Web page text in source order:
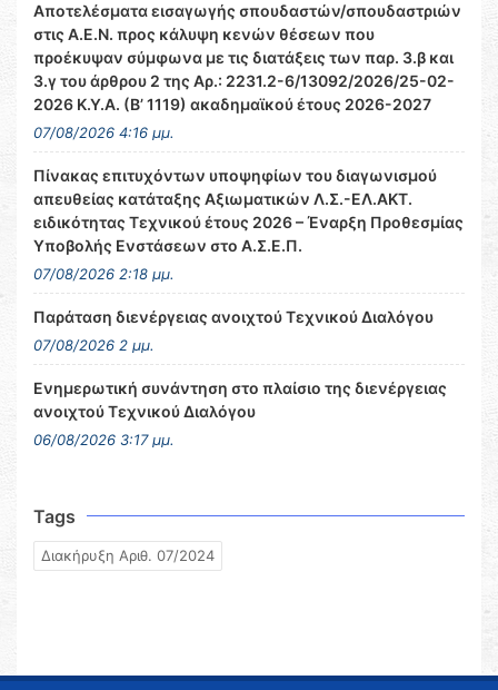
Αποτελέσματα εισαγωγής σπουδαστών/σπουδαστριών
στις Α.Ε.Ν. προς κάλυψη κενών θέσεων που
προέκυψαν σύμφωνα με τις διατάξεις των παρ. 3.β και
3.γ του άρθρου 2 της Αρ.: 2231.2-6/13092/2026/25-02-
2026 Κ.Υ.Α. (Β’ 1119) ακαδημαϊκού έτους 2026-2027
07/08/2026 4:16 μμ.
Πίνακας επιτυχόντων υποψηφίων του διαγωνισμού
απευθείας κατάταξης Αξιωματικών Λ.Σ.-ΕΛ.ΑΚΤ.
ειδικότητας Τεχνικού έτους 2026 – Έναρξη Προθεσμίας
Υποβολής Ενστάσεων στο Α.Σ.Ε.Π.
07/08/2026 2:18 μμ.
Παράταση διενέργειας ανοιχτού Τεχνικού Διαλόγου
07/08/2026 2 μμ.
Ενημερωτική συνάντηση στο πλαίσιο της διενέργειας
ανοιχτού Τεχνικού Διαλόγου
06/08/2026 3:17 μμ.
Tags
Διακήρυξη Αριθ. 07/2024